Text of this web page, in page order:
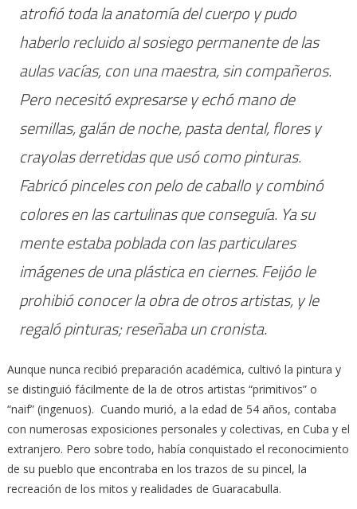
atrofió toda la anatomía del cuerpo y pudo
haberlo recluido al sosiego permanente de las
aulas vacías, con una maestra, sin compañeros.
Pero necesitó expresarse y echó mano de
semillas, galán de noche, pasta dental, flores y
crayolas derretidas que usó como pinturas.
Fabricó pinceles con pelo de caballo y combinó
colores en las cartulinas que conseguía. Ya su
mente estaba poblada con las particulares
imágenes de una plástica en ciernes. Feijóo le
prohibió conocer la obra de otros artistas, y le
regaló pinturas; reseñaba un cronista.
Aunque nunca recibió preparación académica, cultivó la pintura y
se distinguió fácilmente de la de otros artistas “primitivos” o
“naif” (ingenuos). Cuando murió, a la edad de 54 años, contaba
con numerosas exposiciones personales y colectivas, en Cuba y el
extranjero. Pero sobre todo, había conquistado el reconocimiento
de su pueblo que encontraba en los trazos de su pincel, la
recreación de los mitos y realidades de Guaracabulla.